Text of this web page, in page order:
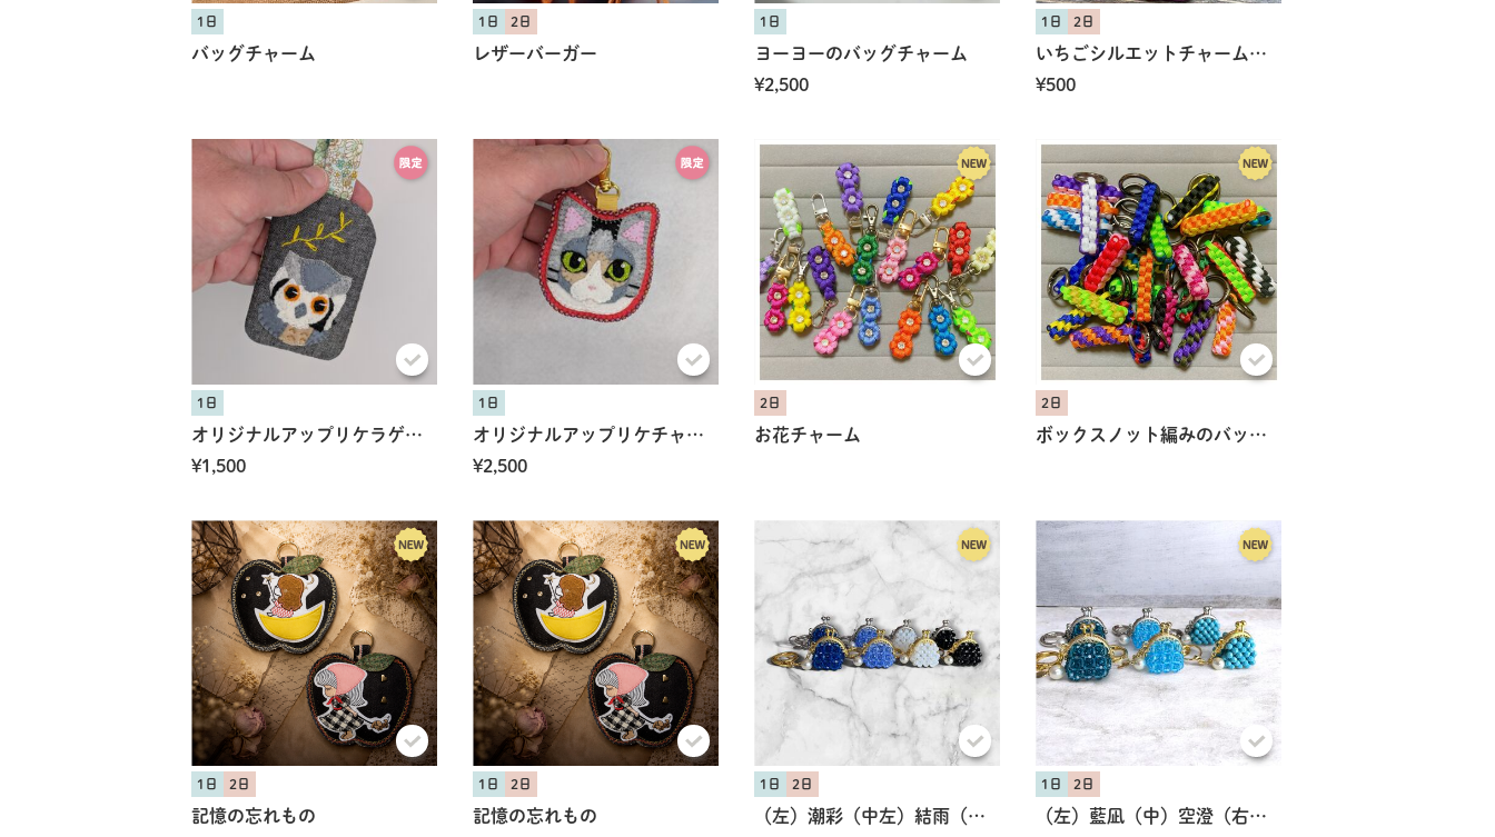
1日
バッグチャーム
1日 2日
レザーバーガー
1日
ヨーヨーのバッグチャーム
¥2,500
1日 2日
いちごシルエットチャーム（ガチャアイテム）
¥500
1日
オリジナルアップリケラゲッジタグ
¥1,500
1日
オリジナルアップリケチャーム
¥2,500
2日
お花チャーム
2日
ボックスノット編みのバッグチャーム
1日 2日
記憶の忘れもの
1日 2日
記憶の忘れもの
1日 2日
（左）潮彩（中左）結雨（中右）淡光（右）深墨
1日 2日
（左）藍凪（中）空澄（右）碧風
共有方法を選択